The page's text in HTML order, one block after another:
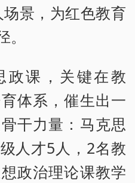
景，为红色教育
政课，关键在教
体系，催生出一
干力量：马克思
人才5人，2名教
政治理论课教学